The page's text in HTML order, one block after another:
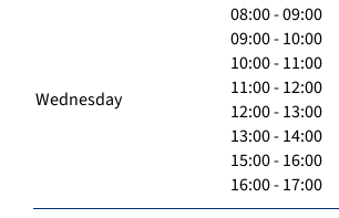
Wednesday
08:00 - 09:00
09:00 - 10:00
10:00 - 11:00
11:00 - 12:00
12:00 - 13:00
13:00 - 14:00
15:00 - 16:00
16:00 - 17:00